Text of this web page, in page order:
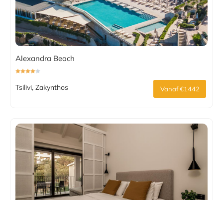
Alexandra Beach
Tsilivi, Zakynthos Vanaf €1442